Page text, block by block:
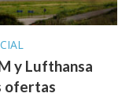
y Lufthansa
ofertas